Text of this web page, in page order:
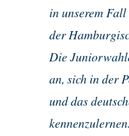
in unserem
der
Die
an, sich in der
und das